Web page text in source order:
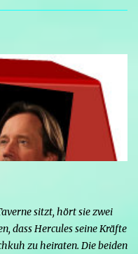
sitzt, hört sie zwei
dass Hercules seine Kräfte
zu heiraten. Die beiden